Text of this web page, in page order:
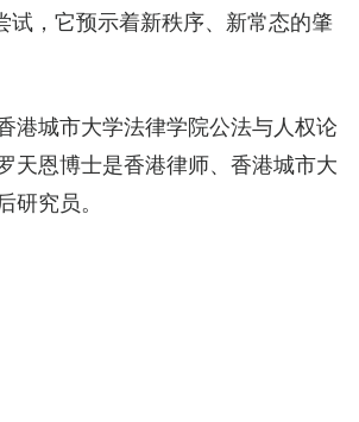
试，它预示着新秩序、新常态的肇
港城市大学法律学院公法与人权论
天恩博士是香港律师、香港城市大
研究员。